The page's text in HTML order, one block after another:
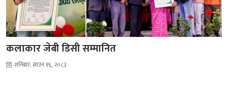
कलाकार जेबी डिसी सम्मानित
शनिबार, साउन १६, २०८३